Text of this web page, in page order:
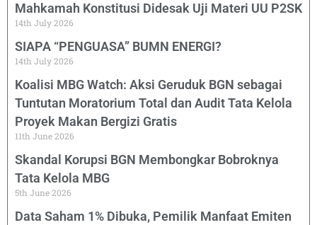
Mahkamah Konstitusi Didesak Uji Materi UU P2SK
14th July 2026
SIAPA “PENGUASA” BUMN ENERGI?
14th July 2026
Koalisi MBG Watch: Aksi Geruduk BGN sebagai
Tuntutan Moratorium Total dan Audit Tata Kelola
Proyek Makan Bergizi Gratis
11th June 2026
Skandal Korupsi BGN Membongkar Bobroknya
Tata Kelola MBG
5th June 2026
Data Saham 1% Dibuka, Pemilik Manfaat Emiten